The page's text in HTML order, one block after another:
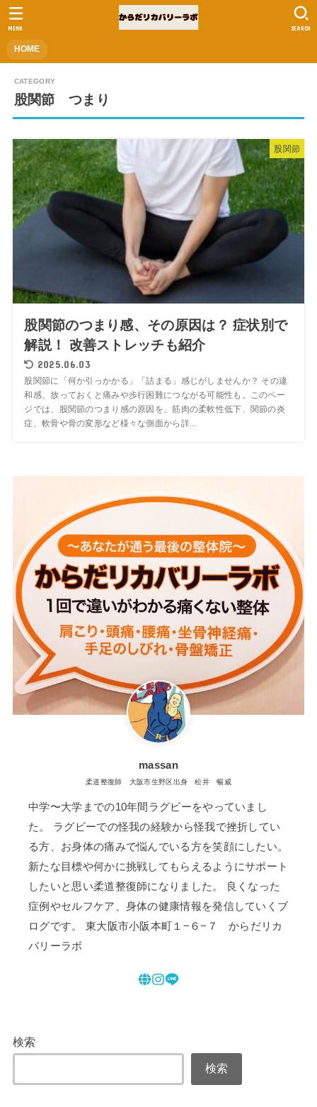
HOME
SEARCH
MENU
股関節 つまり
股関節
股関節のつまり感、その原因は？ 症状別で
解説！ 改善ストレッチも紹介
2025.06.03
股関節に「何か引っかかる」「詰まる」感じがしませんか？ その違
和感、放っておくと痛みや歩行困難につながる可能性も。このペー
ジでは、股関節のつまり感の原因を、筋肉の柔軟性低下、関節の炎
症、軟骨や骨の変形など様々な側面から詳...
massan
柔道整復師 大阪市生野区出身 松井 暢威
中学〜大学までの10年間ラグビーをやっていまし
た。 ラグビーでの怪我の経験から怪我で挫折してい
る方、お身体の痛みで悩んでいる方を笑顔にしたい。
新たな目標や何かに挑戦してもらえるようにサポート
したいと思い柔道整復師になりました。 良くなった
症例やセルフケア、身体の健康情報を発信していくブ
ログです。 東大阪市小阪本町１−６−７ からだリカ
バリーラボ
検索
検索